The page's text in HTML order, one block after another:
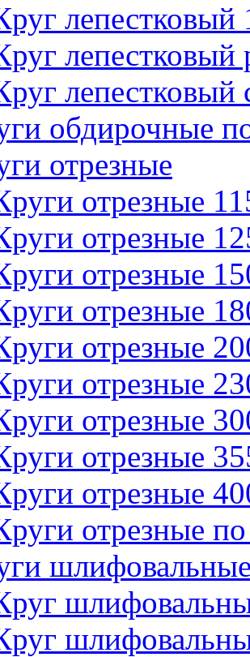
лепестковый
лепестковый
обдирочные
отрезные
отрезные
отрезные
отрезные
отрезные
отрезные
отрезные
отрезные
отрезные
отрезные
отрезные